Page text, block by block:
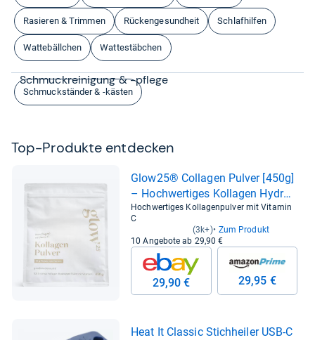
Rasieren & Trimmen Rückengesundheit Schlafhilfen
Wattebällchen Wattestäbchen
Schmuck­rei­ni­gung & -​pflege
Schmuckständer & -kästen
Top-​Pro­dukte ent­de­cken
Glow25® Col­la­gen Pul­ver [450g]
– Hoch­wer­ti­ges Kol­la­gen Hydro­
ly­sat mit Vit­amin C
Hochwertiges Kollagenpulver mit Vitamin
C
(3k+) Zum Produkt
10 Angebote ab 29,90 €
29,90 € 29,95 €
Heat It Clas­sic Stich­hei­ler USB-​C